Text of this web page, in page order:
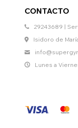
CONTACTO
29243689 |
Isidoro de
Lunes a